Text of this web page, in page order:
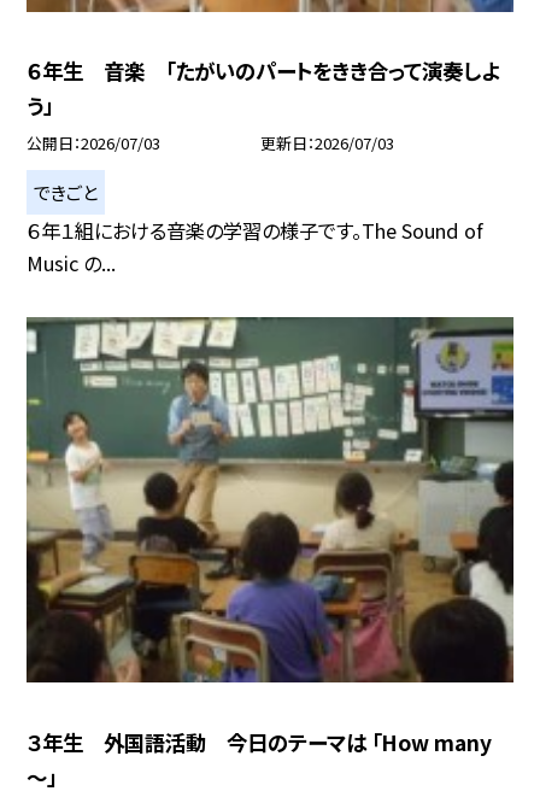
６年生 音楽 「たがいのパートをきき合って演奏しよ
う」
公開日 2026/07/03 更新日 2026/07/03
できごと
６年１組における音楽の学習の様子です。The Sound of
Music の...
３年生 外国語活動 今日のテーマは 「How many
～」